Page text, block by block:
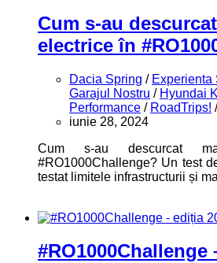
Cum s-au
electrice în
Dacia Spring / Experienta
Garajul Nostru / Hyundai
Performance / RoadTrips!
iunie 28, 2024
Cum s-au descurcat
#RO1000Challenge? Un test
testat limitele infrastructurii și
#RO1000Challenge